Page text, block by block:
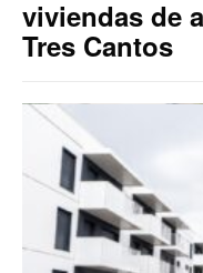
viviendas de
Tres Cantos